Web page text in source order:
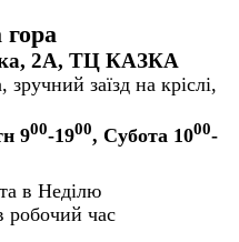
2А, ТЦ КАЗКА
заїзд на кріслі,
900-1900, Субота 1000-
та в Неділю
робочий час